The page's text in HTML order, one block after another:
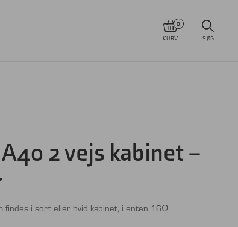
0
KURV SØG
2 vejs kabinet –
findes i sort eller hvid kabinet, i enten 16Ω